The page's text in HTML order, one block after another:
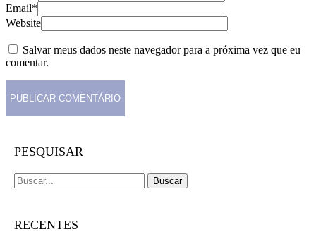
Email*
Website
Salvar meus dados neste navegador para a próxima vez que eu
comentar.
PESQUISAR
Buscar
por:
RECENTES